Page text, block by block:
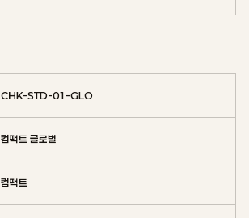
CHK-STD-01-GLO
컴팩트 글로벌
컴팩트